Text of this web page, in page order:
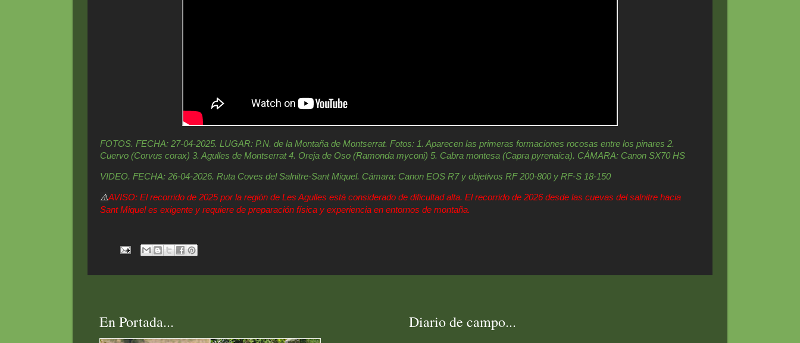
FOTOS. FECHA: 27-04-2025. LUGAR: P.N. de la Montaña de Montserrat. Fotos: 1. Aparecen las primeras formaciones rocosas entre los pinares 2.
Cuervo (Corvus corax) 3. Agulles de Montserrat 4. Oreja de Oso (Ramonda myconi) 5. Cabra montesa (Capra pyrenaica). CÁMARA: Canon SX70 HS
VIDEO. FECHA: 26-04-2026. Ruta Coves del Salnitre-Sant Miquel. Cámara: Canon EOS R7 y objetivos RF 200-800 y RF-S 18-150
⚠️AVISO: El recorrido de 2025 por la región de Les Agulles está considerado de dificultad alta. El recorrido de 2026 desde las cuevas del salnitre hacia
Sant Miquel es exigente y requiere de preparación física y experiencia en entornos de montaña.
En Portada... Diario de campo...